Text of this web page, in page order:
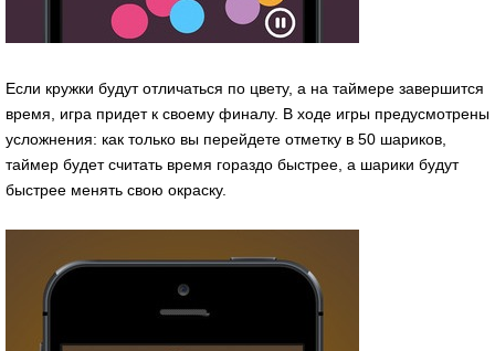
Если кружки будут отличаться по цвету, а на таймере завершится
время, игра придет к своему финалу. В ходе игры предусмотрены
усложнения: как только вы перейдете отметку в 50 шариков,
таймер будет считать время гораздо быстрее, а шарики будут
быстрее менять свою окраску.